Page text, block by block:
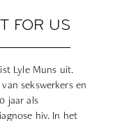
FOR US
Lyle Muns uit.
sekswerkers en
jaar als
hiv. In het